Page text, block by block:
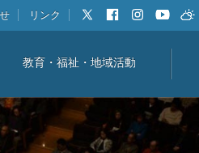
リンク
教育・福祉・地域活動